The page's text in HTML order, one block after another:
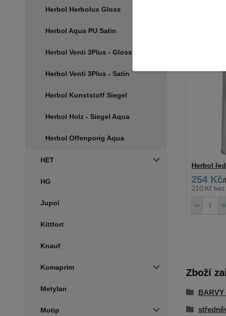
Herbol Herbolux Gloss
Herbol Aqua PU Satin
Herbol Venti 3Plus - Gloss
Herbol Venti 3Plus - Satin
Herbol Kunststoff Siegel
Herbol Holz - Siegel Aqua
Herbol Offenporig Aqua
HET
HG
Jupol
Kittfort
Knauf
Komaprim
Metylan
Motip
Herbol
254 Kč/
210 Kč
Zboží
BARVY